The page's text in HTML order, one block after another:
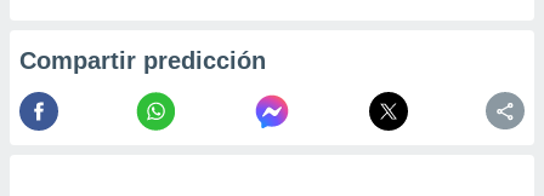
Compartir predicción